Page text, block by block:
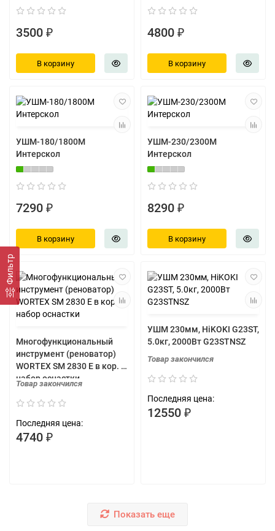
Фильтр
3500 ₽
В корзину
4800 ₽
В корзину
УШМ-180/1800М
Интерскол
7290 ₽
В корзину
УШМ-230/2300М
Интерскол
8290 ₽
В корзину
Многофункциональный
инструмент (реноватор)
WORTEX SM 2830 E в кор. +
набор оснастки
Товар закончился
Последняя цена:
4740 ₽
УШМ 230мм, HiKOKI G23ST,
5.0кг, 2000Вт G23STNSZ
Товар закончился
Последняя цена:
12550 ₽
Показать еще